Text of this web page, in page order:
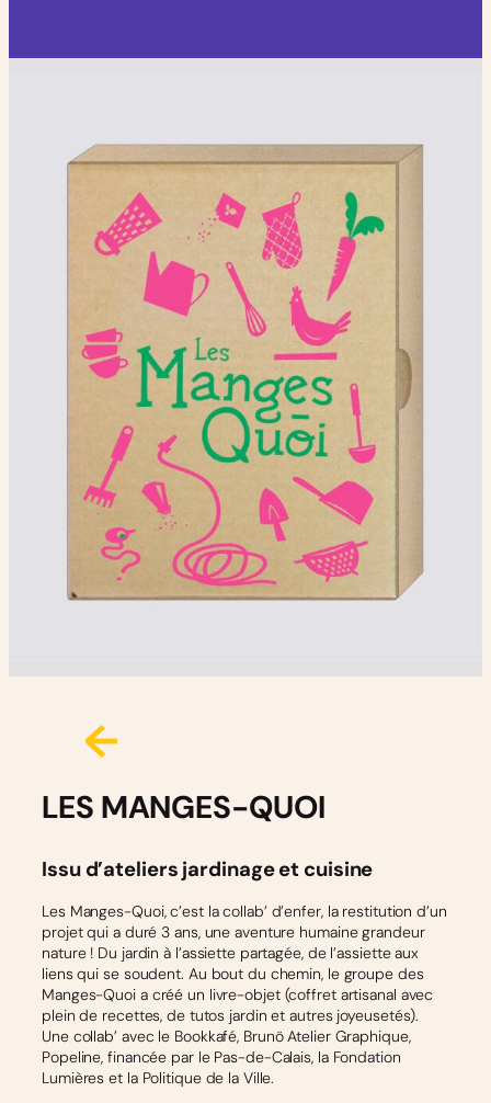
LES MANGES-QUOI
Issu d’ateliers jardinage et cuisine
Les Manges-Quoi, c’est la collab’ d’enfer, la restitution d’un
projet qui a duré 3 ans, une aventure humaine grandeur
nature ! Du jardin à l’assiette partagée, de l’assiette aux
liens qui se soudent. Au bout du chemin, le groupe des
Manges-Quoi a créé un livre-objet (coffret artisanal avec
plein de recettes, de tutos jardin et autres joyeusetés).
Une collab’ avec le Bookkafé, Brunö Atelier Graphique,
Popeline, financée par le Pas-de-Calais, la Fondation
Lumières et la Politique de la Ville.